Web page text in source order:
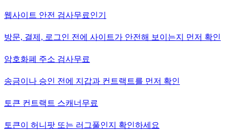
웹사이트 안전 검사무료인기
방문, 결제, 로그인 전에 사이트가 안전해 보이는지 먼저 확인
암호화폐 주소 검사무료
송금이나 승인 전에 지갑과 컨트랙트를 먼저 확인
토큰 컨트랙트 스캐너 무료
토큰이 허니팟 또는 러그풀인지 확인하세요